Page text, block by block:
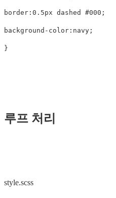
border : 0.5px dashed #000 ;
background-color : navy ;
}
루프 처리
style.scss